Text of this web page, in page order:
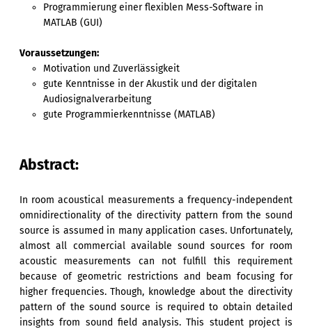
Programmierung einer flexiblen Mess-Software in
MATLAB (GUI)
Voraussetzungen:
Motivation und Zuverlässigkeit
gute Kenntnisse in der Akustik und der digitalen
Audiosignalverarbeitung
gute Programmierkenntnisse (MATLAB)
Abstract:
In room acoustical measurements a frequency-independent
omnidirectionality of the directivity pattern from the sound
source is assumed in many application cases. Unfortunately,
almost all commercial available sound sources for room
acoustic measurements can not fulfill this requirement
because of geometric restrictions and beam focusing for
higher frequencies. Though, knowledge about the directivity
pattern of the sound source is required to obtain detailed
insights from sound field analysis. This student project is